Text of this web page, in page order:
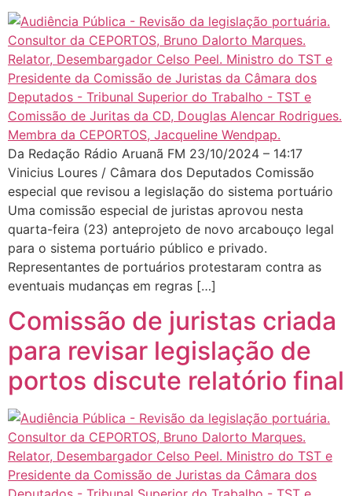
Da Redação Rádio Aruanã FM 23/10/2024 – 14:17
Vinicius Loures / Câmara dos Deputados Comissão
especial que revisou a legislação do sistema portuário
Uma comissão especial de juristas aprovou nesta
quarta-feira (23) anteprojeto de novo arcabouço legal
para o sistema portuário público e privado.
Representantes de portuários protestaram contra as
eventuais mudanças em regras […]
Comissão de juristas criada
para revisar legislação de
portos discute relatório final